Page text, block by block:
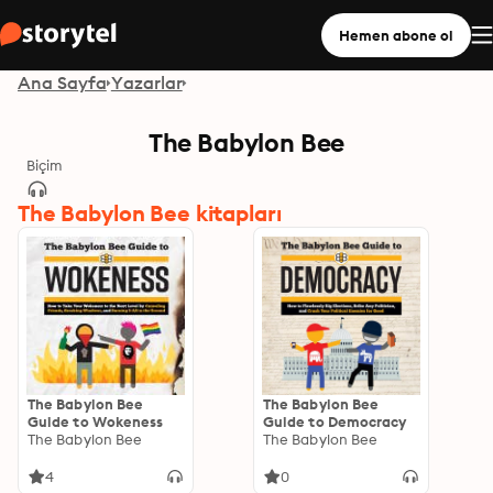
Hemen abone ol
Ana Sayfa Yazarlar
The Babylon Bee
Biçim
The Babylon Bee kitapları
The Babylon Bee
Guide to Wokeness
The Babylon Bee
4
The Babylon Bee
Guide to Democracy
The Babylon Bee
0